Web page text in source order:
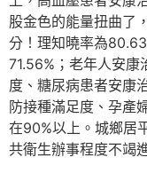
股金色的能量扭曲了
分！理知曉率為
71.56%；老年人安康
度、糖尿病患者安康
防接種滿足度、孕產
在90%以上。城鄉居
共衛生辦事程度不竭